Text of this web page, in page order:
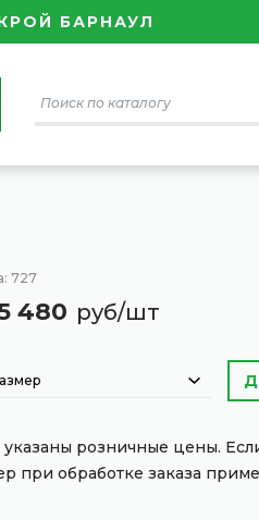
БАРНАУЛ
727
480 руб/шт
указаны розничные цены.
при обработке заказа